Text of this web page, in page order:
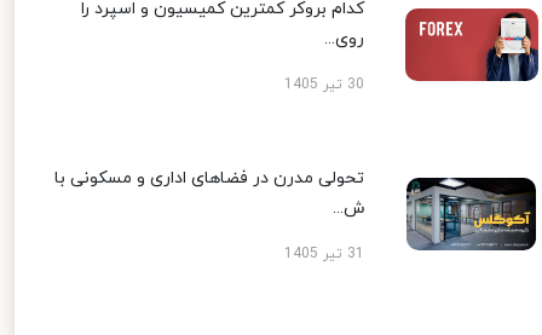
کدام بروکر کمترین کمیسیون و اسپرد را
روی...
30 تیر 1405
تحولی مدرن در فضاهای اداری و مسکونی با
ش...